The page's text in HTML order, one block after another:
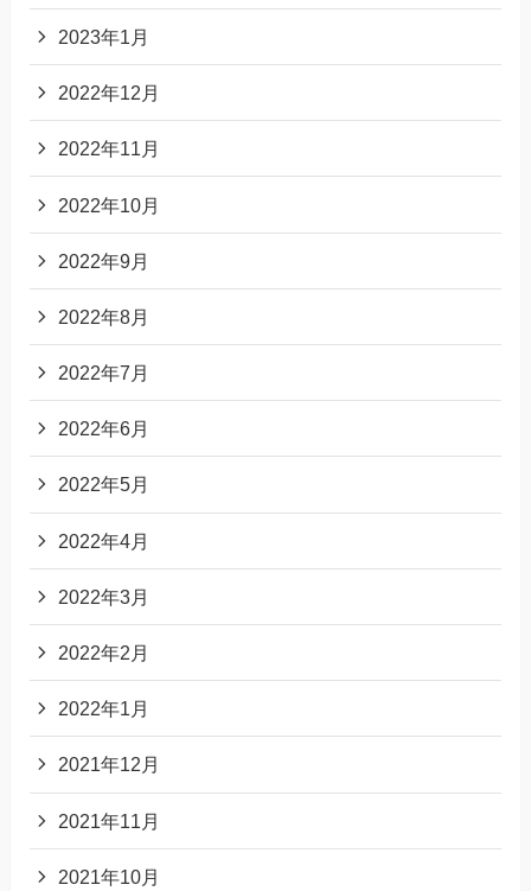
2023年1月
2022年12月
2022年11月
2022年10月
2022年9月
2022年8月
2022年7月
2022年6月
2022年5月
2022年4月
2022年3月
2022年2月
2022年1月
2021年12月
2021年11月
2021年10月